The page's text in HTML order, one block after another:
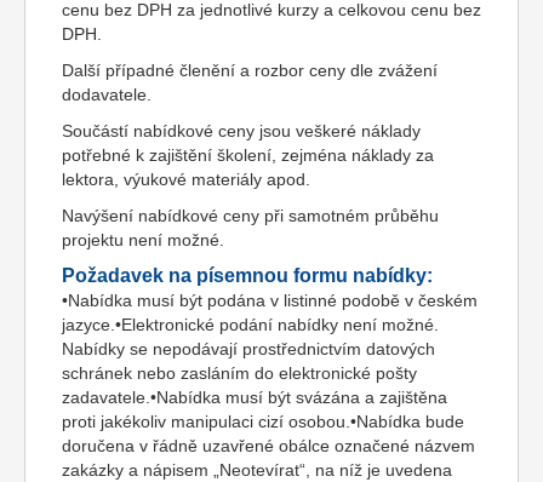
cenu bez DPH za jednotlivé kurzy a celkovou cenu bez
DPH.
Další případné členění a rozbor ceny dle zvážení
dodavatele.
Součástí nabídkové ceny jsou veškeré náklady
potřebné k zajištění školení, zejména náklady za
lektora, výukové materiály apod.
Navýšení nabídkové ceny při samotném průběhu
projektu není možné.
Požadavek na písemnou formu nabídky:
•Nabídka musí být podána v listinné podobě v českém
jazyce.•Elektronické podání nabídky není možné.
Nabídky se nepodávají prostřednictvím datových
schránek nebo zasláním do elektronické pošty
zadavatele.•Nabídka musí být svázána a zajištěna
proti jakékoliv manipulaci cizí osobou.•Nabídka bude
doručena v řádně uzavřené obálce označené názvem
zakázky a nápisem „Neotevírat“, na níž je uvedena